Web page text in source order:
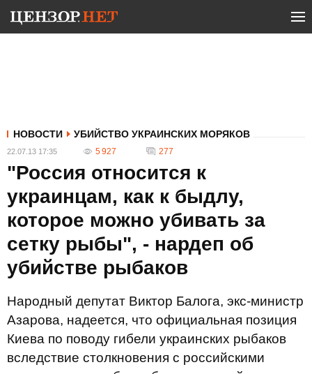
НОВОСТИ УБИЙСТВО УКРАИНСКИХ МОРЯКОВ
22.07.13 17:35 5 927 277
"Россия относится к
украинцам, как к быдлу,
которое можно убивать за
сетку рыбы", - нардеп об
убийстве рыбаков
Народный депутат Виктор Балога, экс-министр
Азарова, надеется, что официальная позиция
Киева по поводу гибели украинских рыбаков
вследствие столкновения с российскими